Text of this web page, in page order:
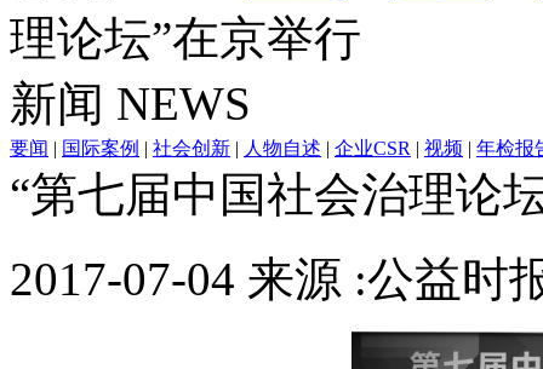
理论坛”在京举行
新闻 NEWS
要闻 | 国际案例 | 社会创新 | 人物自述 | 企业CSR | 视频 | 年检报
“第七届中国社会治理论
2017-07-04 来源 :公益时